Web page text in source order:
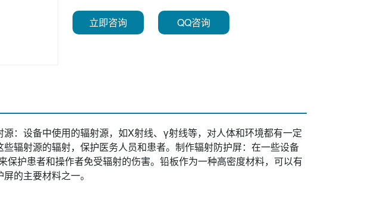
立即咨询 QQ咨询
：设备中使用的辐射源，如X射线、γ射线等，对人体和环境都有一定
辐射源的辐射，保护医务人员和患者。制作辐射防护屏：在一些设备
保护患者和操作者免受辐射的伤害。铅板作为一种高密度材料，可以有
的主要材料之一。